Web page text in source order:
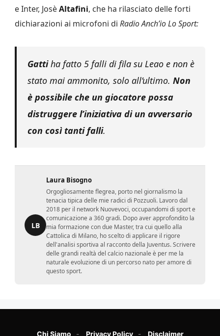
e Inter, JosèAltafini, che ha rilasciato delle forti
dichiarazioni ai microfoni di Radio Anch’io Lo Sport:
Gattiha fatto 5 falli di fila su Leao e non è
stato mai ammonito, solo all’ultimo. Non
è possibile che un giocatore possa
distruggere l’iniziativa di un avversario
con così tanti falli.
LB
Laura Bisogno
Orgogliosamente flegrea, porto nel giornalismo la
tenacia tipica delle mie radici di Pozzuoli. Lavoro dal
2018 per il network Nuovevoci, occupandomi di sport e
comunicazione a 360 gradi. Dopo aver approfondito la
mia formazione con due Master, tra cui quello alla
Cattolica di Milano, ho scelto di applicare il rigore
dell'analisi sportiva al racconto della Juventus. Scrivere
delle grandi realtà del calcio nazionale è per me la
naturale evoluzione di un percorso nato per amore di
questo sport.
Chi Siamo Privacy Policy Disclaimer